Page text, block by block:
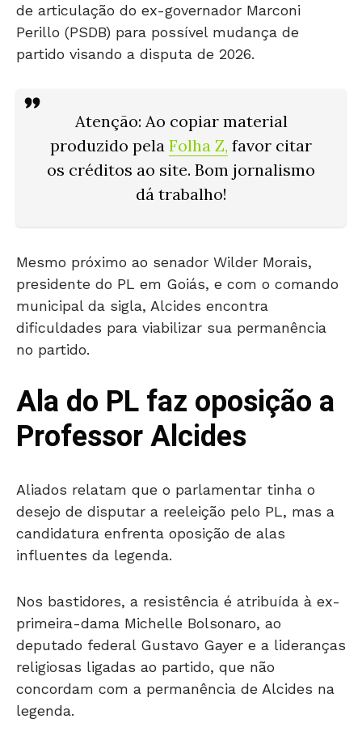
de articulação do ex-governador Marconi
Perillo (PSDB) para possível mudança de
partido visando a disputa de 2026.
Atenção: Ao copiar material
produzido pela Folha Z, favor citar
os créditos ao site. Bom jornalismo
dá trabalho!
Mesmo próximo ao senador Wilder Morais,
presidente do PL em Goiás, e com o comando
municipal da sigla, Alcides encontra
dificuldades para viabilizar sua permanência
no partido.
Ala do PL faz oposição a
Professor Alcides
Aliados relatam que o parlamentar tinha o
desejo de disputar a reeleição pelo PL, mas a
candidatura enfrenta oposição de alas
influentes da legenda.
Nos bastidores, a resistência é atribuída à ex-
primeira-dama Michelle Bolsonaro, ao
deputado federal Gustavo Gayer e a lideranças
religiosas ligadas ao partido, que não
concordam com a permanência de Alcides na
legenda.